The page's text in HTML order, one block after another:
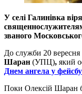
У селі Галинівка
званого
До служби 20 вересня
Шаран (УПЦ), який
Днем ангела у
Поки Олексій Шаран